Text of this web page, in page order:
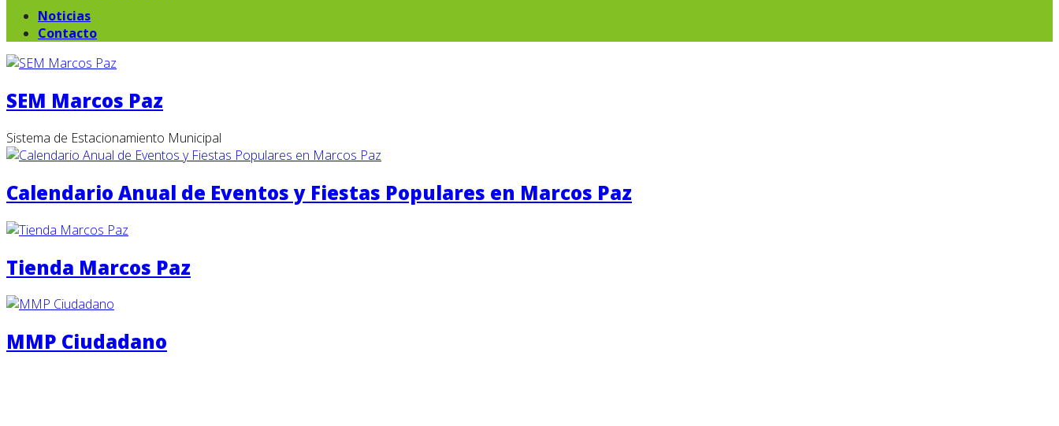
Noticias
Contacto
SEM Marcos Paz
Sistema de Estacionamiento Municipal
Calendario Anual de Eventos y Fiestas Populares en Marcos Paz
Tienda Marcos Paz
MMP Ciudadano